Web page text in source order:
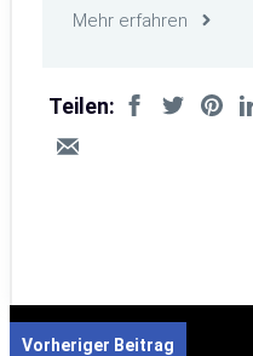
Mehr erfahren
Teilen:
Vorheriger Beitrag